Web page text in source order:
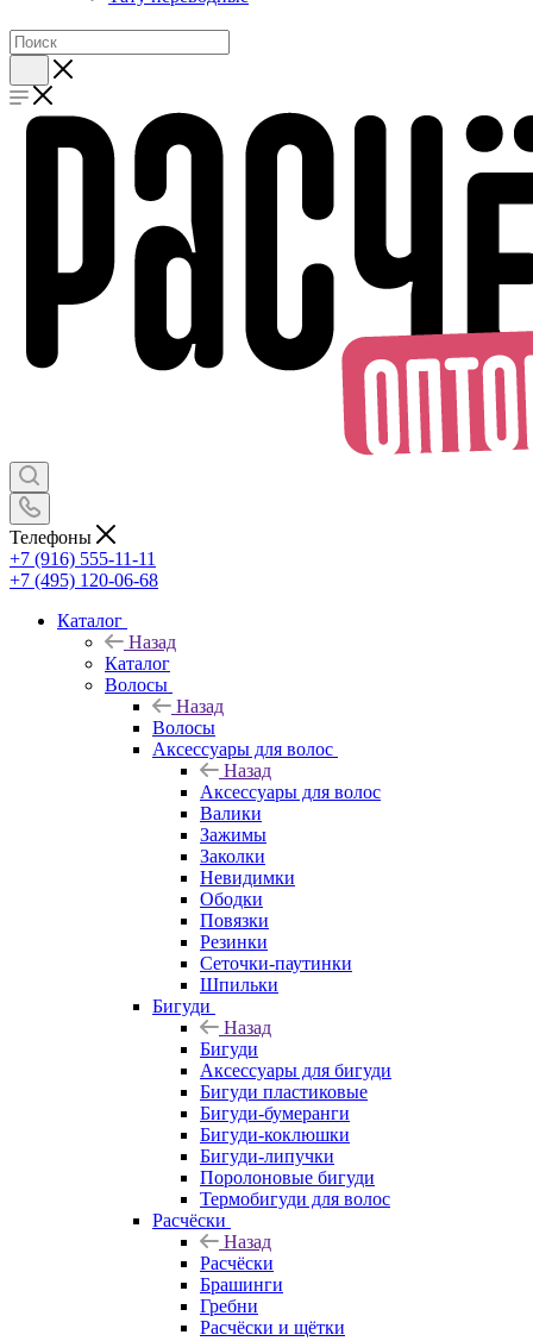
Телефоны
+7 (916) 555-11-11
+7 (495) 120-06-68
Каталог
Назад
Каталог
Волосы
Назад
Волосы
Аксессуары для волос
Назад
Аксессуары для волос
Валики
Зажимы
Заколки
Невидимки
Ободки
Повязки
Резинки
Сеточки-паутинки
Шпильки
Бигуди
Назад
Бигуди
Аксессуары для бигуди
Бигуди пластиковые
Бигуди-бумеранги
Бигуди-коклюшки
Бигуди-липучки
Поролоновые бигуди
Термобигуди для волос
Расчёски
Назад
Расчёски
Брашинги
Гребни
Расчёски и щётки